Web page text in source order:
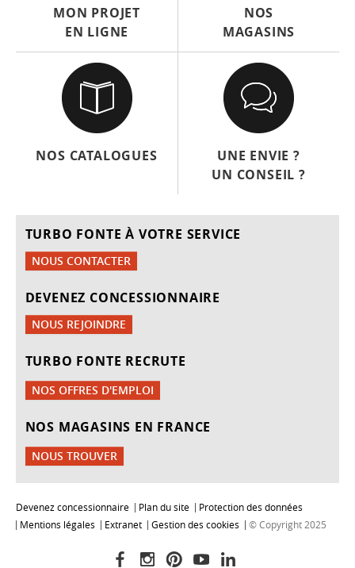
MON PROJET
EN LIGNE
NOS
MAGASINS
NOS CATALOGUES
UNE ENVIE ?
UN CONSEIL ?
TURBO FONTE À VOTRE SERVICE
NOUS CONTACTER
DEVENEZ CONCESSIONNAIRE
NOUS REJOINDRE
TURBO FONTE RECRUTE
NOS OFFRES D'EMPLOI
NOS MAGASINS EN FRANCE
NOUS TROUVER
Devenez concessionnaire Plan du site
Protection des données
Mentions légales
Extranet Gestion des cookies © Copyright 2025